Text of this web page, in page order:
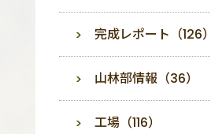
完成レポート（126）
山林部情報（36）
工場（116）